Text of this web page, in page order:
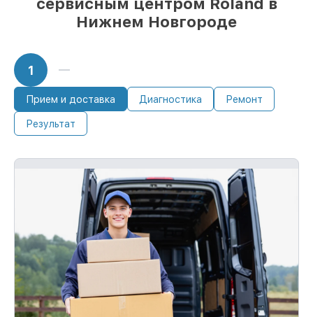
Нижнем Новгороде
1
Прием и доставка Диагностика Ремонт
Результат